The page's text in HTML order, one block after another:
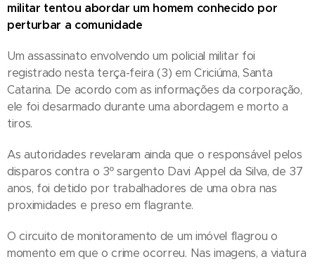
militar tentou abordar um homem conhecido por
perturbar a comunidade
Um assassinato envolvendo um policial militar foi
registrado nesta terça-feira (3) em Criciúma, Santa
Catarina. De acordo com as informações da corporação,
ele foi desarmado durante uma abordagem e morto a
tiros.
As autoridades revelaram ainda que o responsável pelos
disparos contra o 3º sargento Davi Appel da Silva, de 37
anos, foi detido por trabalhadores de uma obra nas
proximidades e preso em flagrante.
O circuito de monitoramento de um imóvel flagrou o
momento em que o crime ocorreu. Nas imagens, a viatura